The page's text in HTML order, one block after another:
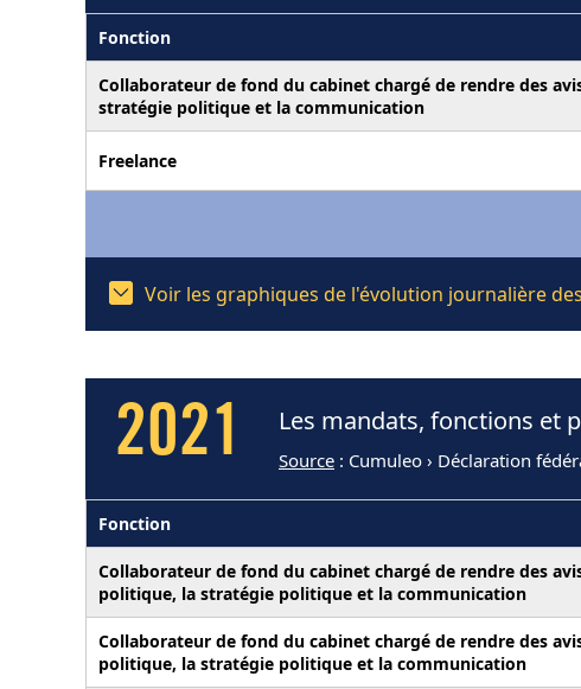
Fonction
Collaborateur de fond du cabinet chargé de rendre des
stratégie politique et la communication
Freelance
Voir les graphiques de l'évolution journalière
2021 Les mandats, fonctions et
Source : Cumuleo › Déclaration
Fonction
Collaborateur de fond du cabinet chargé de rendre des
politique, la stratégie politique et la communication
Collaborateur de fond du cabinet chargé de rendre des
politique, la stratégie politique et la communication